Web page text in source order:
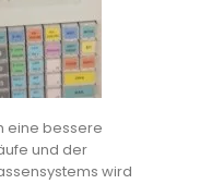
eine bessere
und der
wird